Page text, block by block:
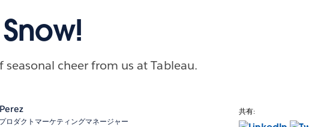
cheer from us at Tableau.
ロダクトマーケティングマネージャー
共有: